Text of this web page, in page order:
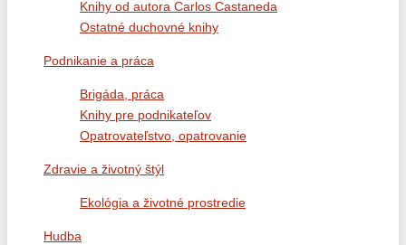
Knihy od autora Carlos Castaneda
Ostatné duchovné knihy
Podnikanie a práca
Brigáda, práca
Knihy pre podnikateľov
Opatrovateľstvo, opatrovanie
Zdravie a životný štýl
Ekológia a životné prostredie
Hudba